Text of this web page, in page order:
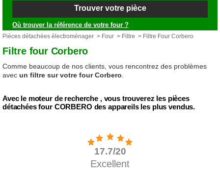
Trouver votre pièce
Où trouver la référence de votre four ?
Pièces détachées électroménager > Four > Filtre > Filtre Four Corbero
Filtre four Corbero
Comme beaucoup de nos clients, vous rencontrez des problèmes
avec un filtre sur votre four Corbero
Avec le moteur de recherche , vous trouverez les pièces
détachées four CORBERO des appareils les plus vendus.